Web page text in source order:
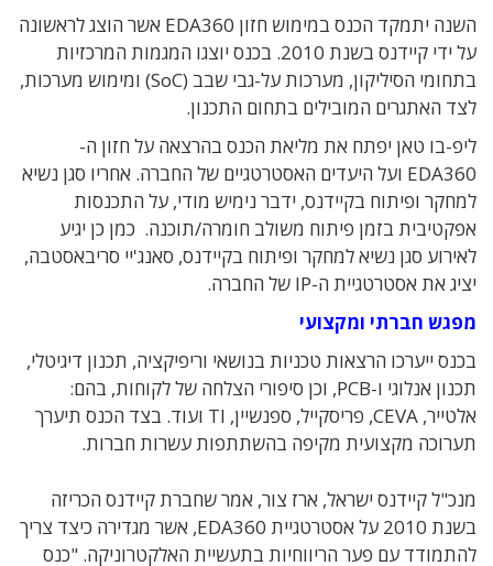
השנה יתמקד הכנס במימוש חזון EDA360 אשר הוצג לראשונה
על ידי קיידנס בשנת 2010. בכנס יוצגו המגמות המרכזיות
בתחומי הסיליקון, מערכות על-גבי שבב (SoC) ומימוש מערכות,
לצד האתגרים המובילים בתחום התכנון.
ליפ-בו טאן יפתח את מליאת הכנס בהרצאה על חזון ה-
EDA360 ועל היעדים האסטרטגיים של החברה. אחריו סגן נשיא
למחקר ופיתוח בקיידנס, ידבר נימיש מודי, על התכנסות
אפקטיבית בזמן פיתוח משולב חומרה/תוכנה. כמן כן יגיע
לאירוע סגן נשיא למחקר ופיתוח בקיידנס, סאנג'יי סריבאסטבה,
יציג את אסטרטגיית ה-IP של החברה.
מפגש חברתי ומקצועי
בכנס ייערכו הרצאות טכניות בנושאי וריפיקציה, תכנון דיגיטלי,
תכנון אנלוגי ו-PCB, וכן סיפורי הצלחה של לקוחות, בהם:
אלטייר, CEVA, פריסקייל, ספנשיין, TI ועוד. בצד הכנס תיערך
תערוכה מקצועית מקיפה בהשתתפות עשרות חברות.
מנכ"ל קיידנס ישראל, ארז צור, אמר שחברת קיידנס הכריזה
בשנת 2010 על אסטרטגיית EDA360, אשר מגדירה כיצד צריך
להתמודד עם פער הריווחיות בתעשיית האלקטרוניקה. "כנס